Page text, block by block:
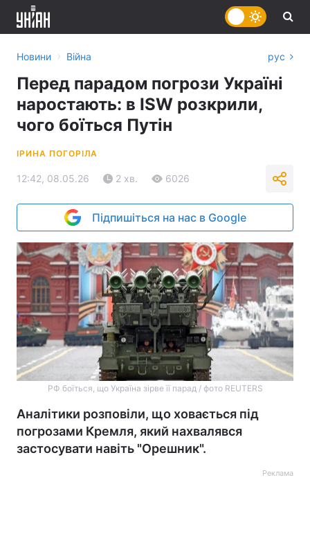
Новини › Війна рус
Перед парадом погрози Україні
наростають: в ISW розкрили,
чого боїться Путін
ІРИНА ПОГОРІЛА
12:42, 08.05.26 2 хв. 6026
Підпишіться на нас в Google
РФ боїться, що Україна зірве її парад / фото REUTERS
Аналітики розповіли, що ховається під
погрозами Кремля, який нахвалявся
застосувати навіть "Орешник".
Реклама